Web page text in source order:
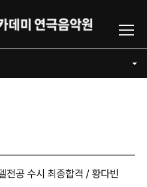
전공 수시 최종합격 / 황다빈